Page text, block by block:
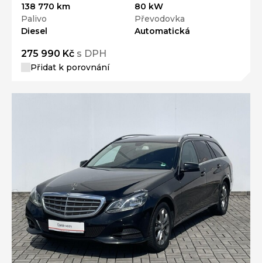
138 770 km
80 kW
Palivo
Diesel
Převodovka
Automatická
275 990 Kč s DPH
Přidat k porovnání